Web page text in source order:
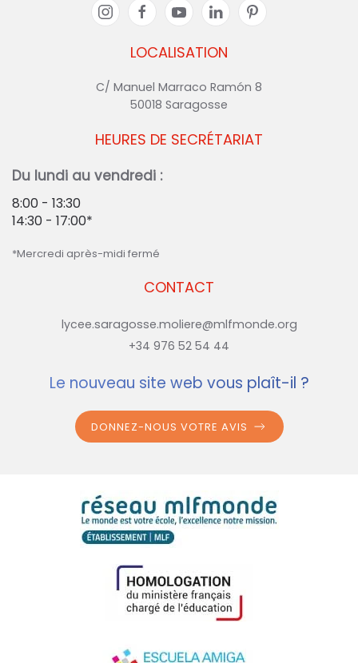
LOCALISATION
C/ Manuel Marraco Ramón 8
50018 Saragosse
CONTACT
lycee.saragosse.moliere@mlfmonde.org
+34 976 52 54 44
HEURES DE SECRÉTARIAT
Du lundi au vendredi :
8:00 - 13:30
14:30 - 17:00*
*Mercredi après-midi fermé
Le nouveau site web vous plaît-il ?
DONNEZ-NOUS VOTRE AVIS